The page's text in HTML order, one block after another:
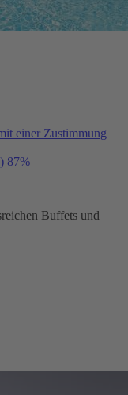
einer Zustimmung
87%
Buffets und